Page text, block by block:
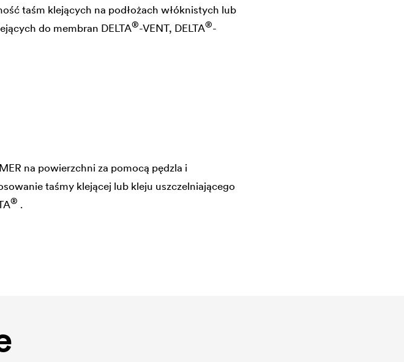
taśm klejących na podłożach włóknistych lub
do membran DELTA®-VENT, DELTA®-
na powierzchni za pomocą pędzla i
taśmy klejącej lub kleju uszczelniającego
® .